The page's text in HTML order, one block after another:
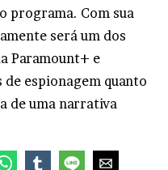
programa. Com sua
será um dos
Paramount+ e
espionagem quanto
de uma narrativa